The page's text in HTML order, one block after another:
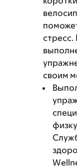
стресс.
своим